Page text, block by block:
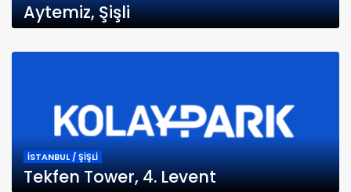
Aytemiz, Şişli
İSTANBUL / ŞİŞLİ
Tekfen Tower, 4. Levent